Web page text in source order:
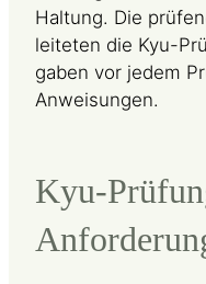
Haltung. Die
leiteten die Kyu-
gaben vor jedem
Anweisungen.
Kyu-